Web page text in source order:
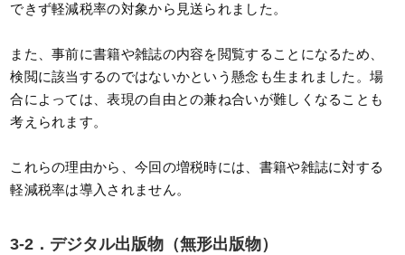
できず軽減税率の対象から見送られました。
また、事前に書籍や雑誌の内容を閲覧することになるため、
検閲に該当するのではないかという懸念も生まれました。場
合によっては、表現の自由との兼ね合いが難しくなることも
考えられます。
これらの理由から、今回の増税時には、書籍や雑誌に対する
軽減税率は導入されません。
3-2．デジタル出版物（無形出版物）